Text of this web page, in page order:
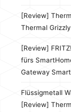
[Review]
Thermal
[Review]
fürs
Gateway
Flüssigmetall
[Review]